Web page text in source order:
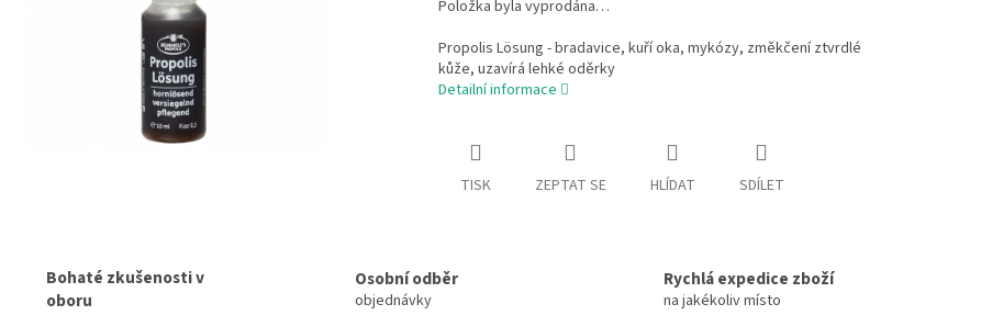
Položka byla vyprodána…
Propolis Lösung - bradavice, kuří oka, mykózy, změkčení ztvrdlé
kůže, uzavírá lehké oděrky
Detailní informace
TISK ZEPTAT SE HLÍDAT SDÍLET
Bohaté zkušenosti v
oboru
Osobní odběr
objednávky
Rychlá expedice zboží
na jakékoliv místo